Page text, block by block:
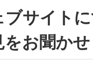
ブサイト
をお聞か